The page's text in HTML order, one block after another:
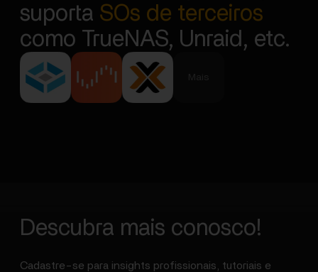
suporta SOs de terceiros
como TrueNAS, Unraid, etc.
Descubra mais conosco!
Cadastre-se para insights profissionais, tutoriais e